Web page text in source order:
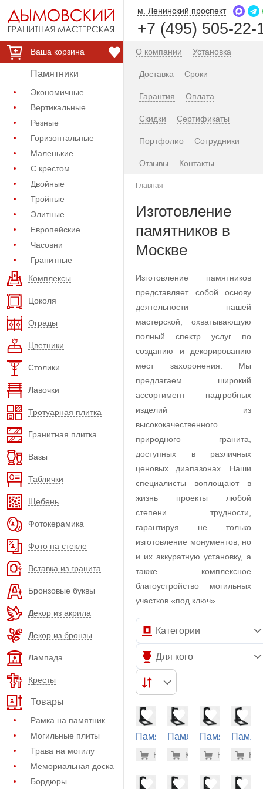
Ваша корзина
Памятники
Экономичные
Вертикальные
Резные
Горизонтальные
Маленькие
С крестом
Двойные
Тройные
Элитные
Европейские
Часовни
Гранитные
Комплексы
Цоколя
Ограды
Цветники
Столики
Лавочки
Тротуарная плитка
Гранитная плитка
Вазы
Таблички
Щебень
Фотокерамика
Фото на стекле
Вставка из гранита
Бронзовые буквы
Декор из акрила
Декор из бронзы
Лампада
Кресты
Товары
Рамка на памятник
Могильные плиты
Трава на могилу
Мемориальная доска
Бордюры
м. Ленинский проспект
+7 (495) 505-22-
О компании Установка
Доставка Сроки
Гарантия Оплата
Скидки Сертификаты
Портфолио Сотрудники
Отзывы Контакты
Главная
Изготовление
памятников в
Москве
Изготовление памятников
представляет собой основу
деятельности нашей
мастерской, охватывающую
полный спектр услуг по
созданию и декорированию
мест захоронения. Мы
предлагаем широкий
ассортимент надгробных
изделий из
высококачественного
природного гранита,
доступных в различных
ценовых диапазонах. Наши
специалисты воплощают в
жизнь проекты любой
степени трудности,
гарантируя не только
изготовление монументов, но
и их аккуратную установку, а
также комплексное
благоустройство могильных
участков «под ключ».
Категории
Для кого
Памятник
могилу
-7% 19.700
Купить
Памятник
могилу
-7%
Купить
Памятник
могилу
-
Купитьмогилу